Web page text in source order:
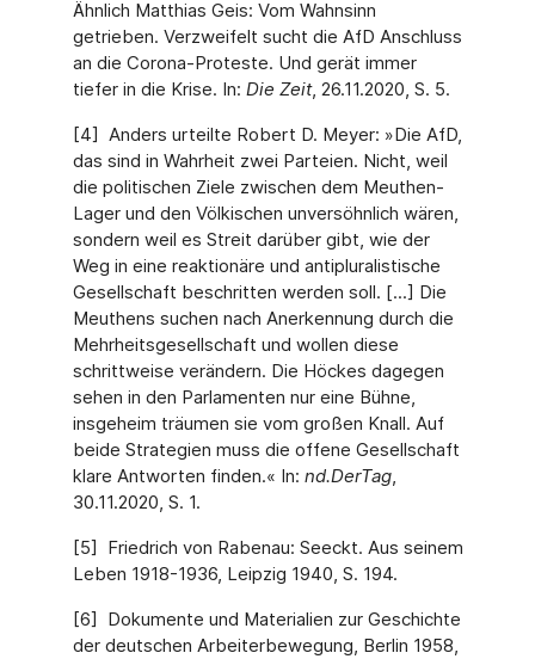
Ähnlich Matthias Geis: Vom Wahnsinn
getrieben. Verzweifelt sucht die AfD Anschluss
an die Corona-Proteste. Und gerät immer
tiefer in die Krise. In: Die Zeit, 26.11.2020, S. 5.
[4] Anders urteilte Robert D. Meyer: »Die AfD,
das sind in Wahrheit zwei Parteien. Nicht, weil
die politischen Ziele zwischen dem Meuthen-
Lager und den Völkischen unversöhnlich wären,
sondern weil es Streit darüber gibt, wie der
Weg in eine reaktionäre und antipluralistische
Gesellschaft beschritten werden soll. [...] Die
Meuthens suchen nach Anerkennung durch die
Mehrheitsgesellschaft und wollen diese
schrittweise verändern. Die Höckes dagegen
sehen in den Parlamenten nur eine Bühne,
insgeheim träumen sie vom großen Knall. Auf
beide Strategien muss die offene Gesellschaft
klare Antworten finden.« In: nd.DerTag,
30.11.2020, S. 1.
[5] Friedrich von Rabenau: Seeckt. Aus seinem
Leben 1918-1936, Leipzig 1940, S. 194.
[6] Dokumente und Materialien zur Geschichte
der deutschen Arbeiterbewegung, Berlin 1958,